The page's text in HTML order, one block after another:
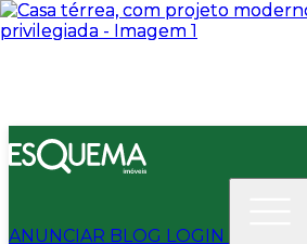
ANUNCIAR BLOG LOGIN